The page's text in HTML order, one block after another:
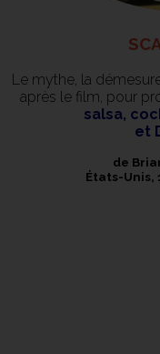
Le mythe, la
après le film, pour
salsa,
et
de
États-Unis,